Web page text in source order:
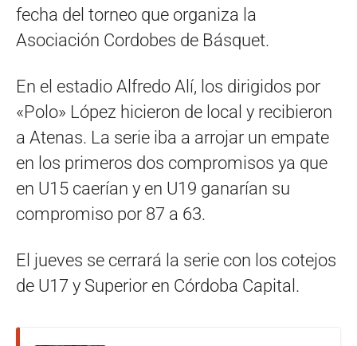
fecha del torneo que organiza la
Asociación Cordobes de Básquet.
En el estadio Alfredo Alí, los dirigidos por
«Polo» López hicieron de local y recibieron
a Atenas. La serie iba a arrojar un empate
en los primeros dos compromisos ya que
en U15 caerían y en U19 ganarían su
compromiso por 87 a 63.
El jueves se cerrará la serie con los cotejos
de U17 y Superior en Córdoba Capital.